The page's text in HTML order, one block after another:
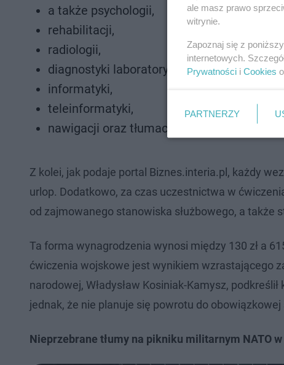
a także psychologii,
rehabilitacji,
radiologii,
diagnostyki laboratoryjnej,
informatyki,
teleinformatyki,
nawigacji oraz tłumaczeń.
Z kolei, jak podaje portal Biznes.interia.pl, każdy
urlop. Dodatkowo, za czas uczestnictwa w
od zajmowanego stanowiska służbowego, a także
Ta forma wynagrodzenia wynosi między 130 zł a
ćwiczenia wojskowe jest wynikiem wzrastającego
narodowej, Władysław Kosiniak-Kamysz,
jednak, że nie planuje się powrotu do obowiązkowej
Nieprzebrane tłumy na pikniku militarnym NATO
ale masz prawo
witrynie.
Zapoznaj się z
internetowych.
Prywatności i Cookies
PARTNERZY